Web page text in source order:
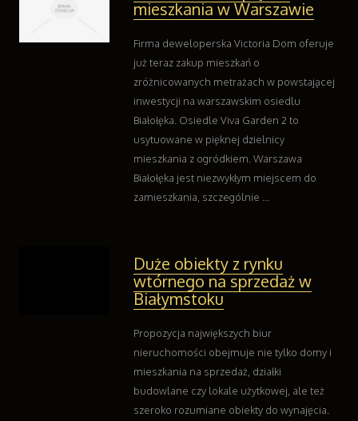
Kontakt
mieszkania w Warszawie
Firma deweloperska Victoria Dom oferuje
już teraz zakup mieszkań o
zróżnicowanych metrażach w powstającej
inwestycji na warszawskim osiedlu
Białołęka. Osiedle Viva Garden 2 to
usytuowane w pięknej dzielnicy
mieszkania z ogródkiem. Warszawa
Białołęka jest niezwykłym miejscem do
zamieszkania, szczególnie ...
Duże obiekty z rynku
wtórnego na sprzedaż w
Białymstoku
Propozycja największych biur
nieruchomości obejmuje nie tylko domy i
mieszkania na sprzedaż, działki
budowlane czy lokale użytkowej, ale też
szeroko rozumiane obiekty do wynajęcia.